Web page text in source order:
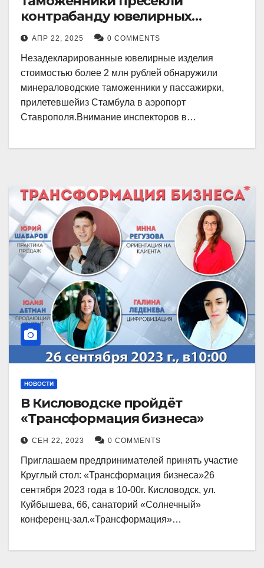
контрабанду ювелирных
изделий на 2 млн рублей
АПР 22, 2025 0 COMMENTS
Незадекларированные ювелирные изделия
стоимостью более 2 млн рублей обнаружили
минераловодские таможенники у пассажирки,
прилетевшейиз Стамбула в аэропорт
Ставрополя.Внимание инспекторов в…
НОВОСТИ
В Кисловодске пройдёт
«Трансформация бизнеса»
СЕН 22, 2023 0 COMMENTS
Приглашаем предпринимателей принять участие
Круглый стол: «Трансформация бизнеса»26
сентября 2023 года в 10-00г. Кисловодск, ул.
Куйбышева, 66, санаторий «Солнечный»
конференц-зал.«Трансформация»…